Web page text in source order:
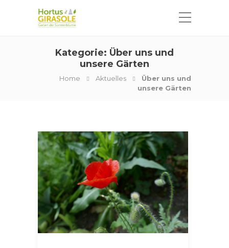
Kategorie: Über uns und
unsere Gärten
Home Aktuelles
Über uns und
unsere Gärten